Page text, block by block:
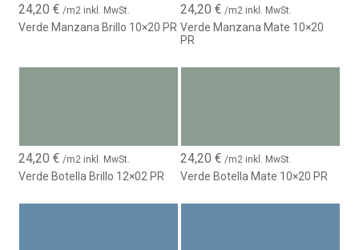
24,20€ /m2 inkl. MwSt.
Verde Manzana Brillo 10×20 PR
24,20 € /m2 inkl. MwSt.
Verde Manzana Mate 10×20
PR
24,20€ /m2 inkl. MwSt.
Verde Botella Brillo 12×02 PR
24,20 € /m2 inkl. MwSt.
Verde Botella Mate 10×20 PR